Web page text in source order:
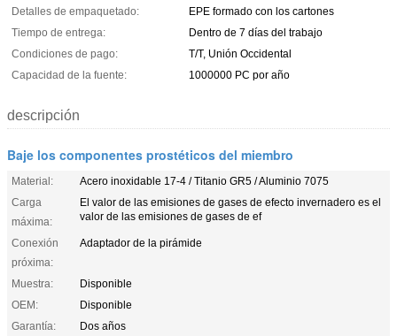
Detalles de empaquetado:
EPE formado con los cartones
Tiempo de entrega:
Dentro de 7 días del trabajo
Condiciones de pago:
T/T, Unión Occidental
Capacidad de la fuente:
1000000 PC por año
descripción
Baje los componentes prostéticos del miembro
Material:
Acero inoxidable 17-4 / Titanio GR5 / Aluminio 7075
Carga
máxima:
El valor de las emisiones de gases de efecto invernadero es el
valor de las emisiones de gases de ef
Conexión
próxima:
Adaptador de la pirámide
Muestra:
Disponible
OEM:
Disponible
Garantía:
Dos años